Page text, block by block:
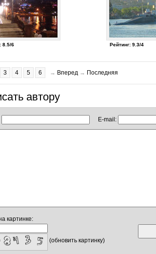
8.5/6 Рейтинг: 9.3/4
3 4 5 6 → Вперед → Последняя
автору
E-mail:
картинке:
(обновить картинку)